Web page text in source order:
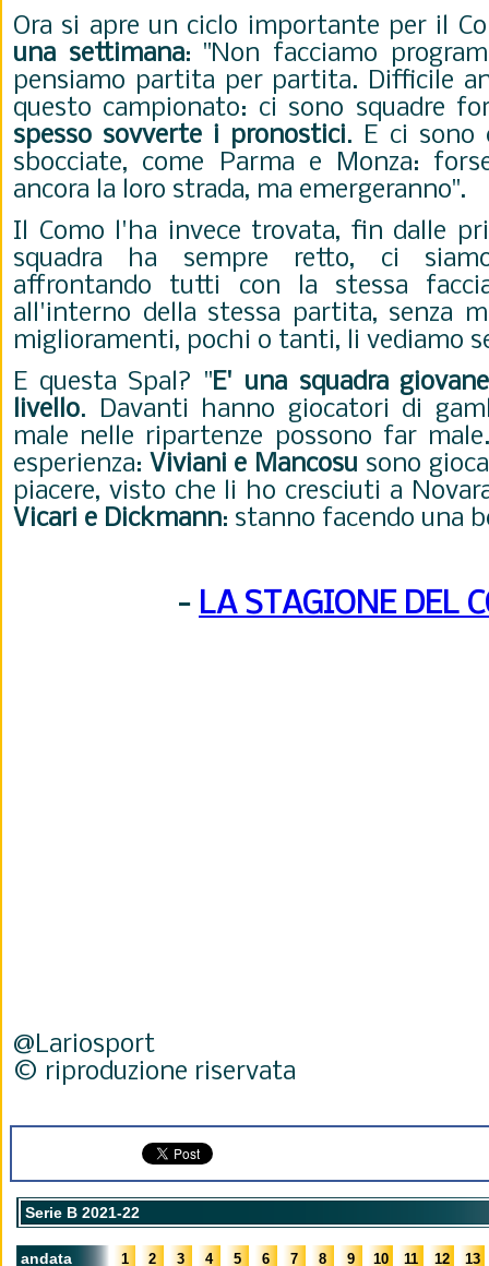
Ora si apre un ciclo importante per il
una settimana: "Non facciamo
pensiamo partita per partita. Difficile
questo campionato: ci sono squadre
spesso sovverte i pronostici. E ci sono
sbocciate, come Parma e Monza:
ancora la loro strada, ma emergeranno".
Il Como l'ha invece trovata, fin dalle
squadra ha sempre retto, ci
affrontando tutti con la stessa
all'interno della stessa partita, senza
miglioramenti, pochi o tanti, li vediamo
E questa Spal? "E' una squadra
livello. Davanti hanno giocatori di
male nelle ripartenze possono far
esperienza: Viviani e Mancosu sono
piacere, visto che li ho cresciuti a
Vicari e Dickmann: stanno facendo una
- LA STAGIONE DEL
@Lariosport
© riproduzione riservata
Serie B 2021-22
andata 1 2 3 4 5 6 7 8 9 10 11 12 13